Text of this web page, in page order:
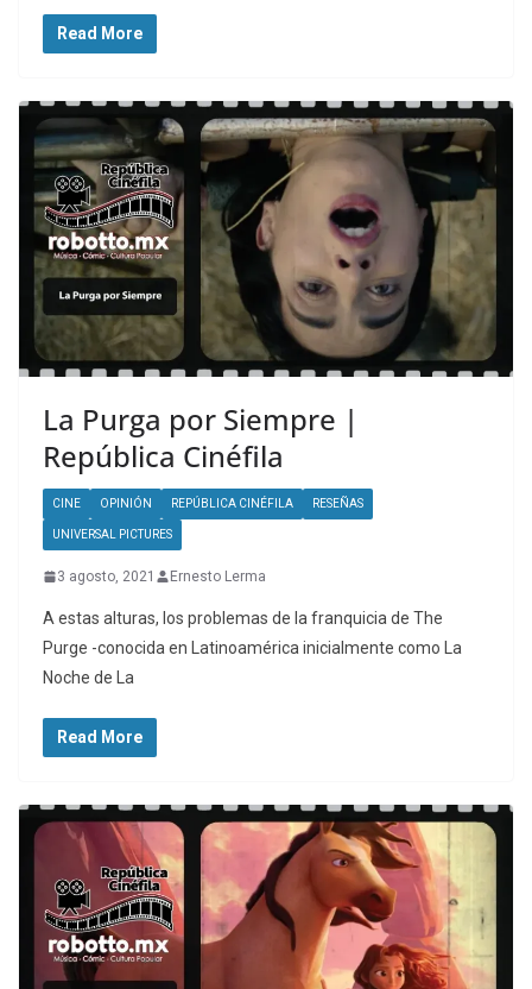
Read More
La Purga por Siempre |
República Cinéfila
CINE OPINIÓN REPÚBLICA CINÉFILA RESEÑAS
UNIVERSAL PICTURES
3 agosto, 2021 Ernesto Lerma
A estas alturas, los problemas de la franquicia de The
Purge -conocida en Latinoamérica inicialmente como La
Noche de La
Read More